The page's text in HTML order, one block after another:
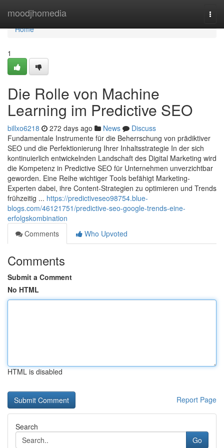
moodjhomedia
Home
Home
1
Die Rolle von Machine
Learning im Predictive SEO
billxo6218 272 days ago News
Discuss
Fundamentale Instrumente für die Beherrschung von prädiktiver
SEO und die Perfektionierung Ihrer Inhaltsstrategie In der sich
kontinuierlich entwickelnden Landschaft des Digital Marketing wird
die Kompetenz in Predictive SEO für Unternehmen unverzichtbar
geworden. Eine Reihe wichtiger Tools befähigt Marketing-
Experten dabei, ihre Content-Strategien zu optimieren und Trends
frühzeitig ... https://predictiveseo98754.blue-
blogs.com/46121751/predictive-seo-google-trends-eine-
erfolgskombination
Comments
Who Upvoted
Comments
Submit a Comment
No HTML
HTML is disabled
Report Page
Search
Go